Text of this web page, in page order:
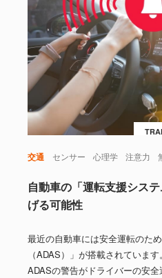
交通 センサー 心理学 注意力
自動車の「運転支援シス
げる可能性
最近の自動車には安全運転のた
（ADAS）」が搭載されていま
ADASの警告がドライバーの安